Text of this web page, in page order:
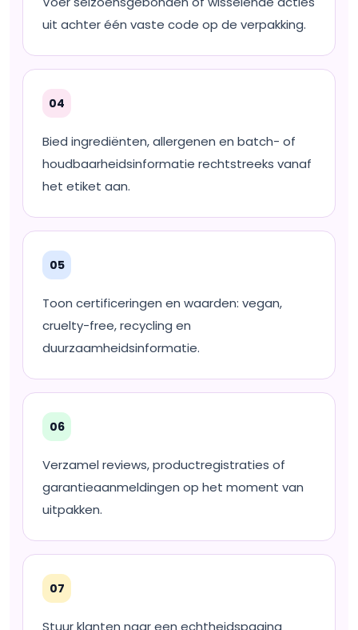
uit achter één vaste code op de verpakking.
04
Bied ingrediënten, allergenen en batch- of
houdbaarheidsinformatie rechtstreeks vanaf
het etiket aan.
05
Toon certificeringen en waarden: vegan,
cruelty-free, recycling en
duurzaamheidsinformatie.
06
Verzamel reviews, productregistraties of
garantieaanmeldingen op het moment van
uitpakken.
07
Stuur klanten naar een echtheidspagina